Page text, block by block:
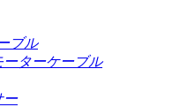
ブル
ーターケーブル
ー